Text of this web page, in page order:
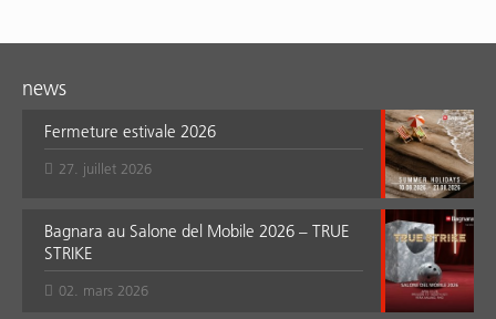
news
Fermeture estivale 2026
27. juillet 2026
Bagnara au Salone del Mobile 2026 – TRUE
STRIKE
02. mars 2026